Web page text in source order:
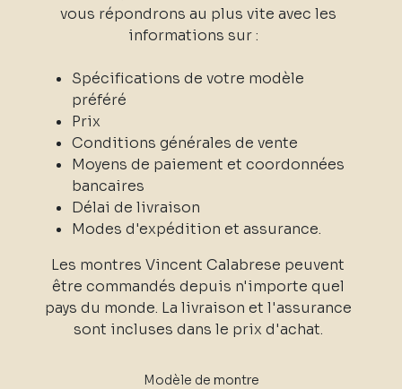
vous répondrons au plus vite avec les
informations sur :
Spécifications de votre modèle
préféré
Prix
Conditions générales de vente
Moyens de paiement et coordonnées
bancaires
Délai de livraison
Modes d'expédition et assurance.
Les montres Vincent Calabrese peuvent
être commandés depuis n'importe quel
pays du monde. La livraison et l'assurance
sont incluses dans le prix d'achat.
Modèle de montre